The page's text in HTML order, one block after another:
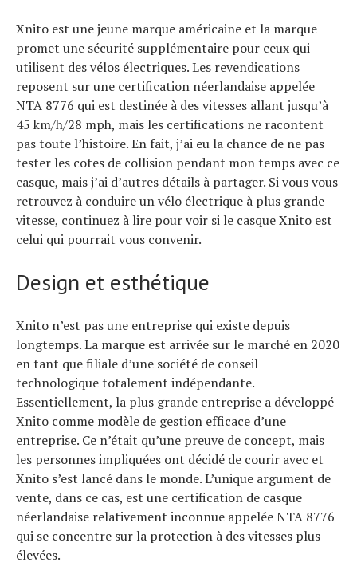
Xnito est une jeune marque américaine et la marque
promet une sécurité supplémentaire pour ceux qui
utilisent des vélos électriques. Les revendications
reposent sur une certification néerlandaise appelée
NTA 8776 qui est destinée à des vitesses allant jusqu’à
45 km/h/28 mph, mais les certifications ne racontent
pas toute l’histoire. En fait, j’ai eu la chance de ne pas
tester les cotes de collision pendant mon temps avec ce
casque, mais j’ai d’autres détails à partager. Si vous vous
retrouvez à conduire un vélo électrique à plus grande
vitesse, continuez à lire pour voir si le casque Xnito est
celui qui pourrait vous convenir.
Design et esthétique
Xnito n’est pas une entreprise qui existe depuis
longtemps. La marque est arrivée sur le marché en 2020
en tant que filiale d’une société de conseil
technologique totalement indépendante.
Essentiellement, la plus grande entreprise a développé
Xnito comme modèle de gestion efficace d’une
entreprise. Ce n’était qu’une preuve de concept, mais
les personnes impliquées ont décidé de courir avec et
Xnito s’est lancé dans le monde. L’unique argument de
vente, dans ce cas, est une certification de casque
néerlandaise relativement inconnue appelée NTA 8776
qui se concentre sur la protection à des vitesses plus
élevées.